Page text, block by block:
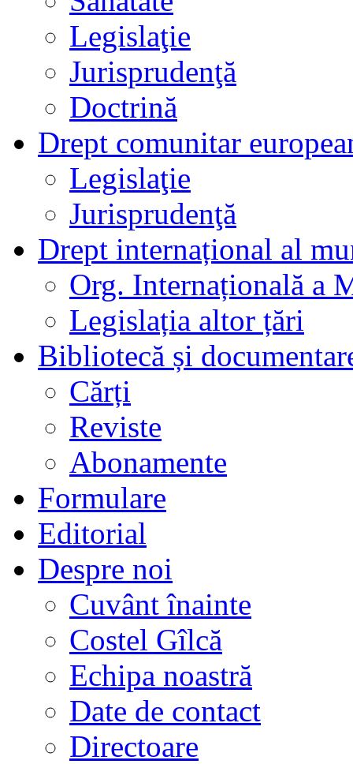
Legislaţie
Jurisprudenţă
Doctrină
Drept comunitar
Legislaţie
Jurisprudenţă
Drept internațional al
Org. Internațională a
Legislația altor țări
Bibliotecă și
Cărți
Reviste
Abonamente
Formulare
Editorial
Despre noi
Cuvânt înainte
Costel Gîlcă
Echipa noastră
Date de contact
Directoare